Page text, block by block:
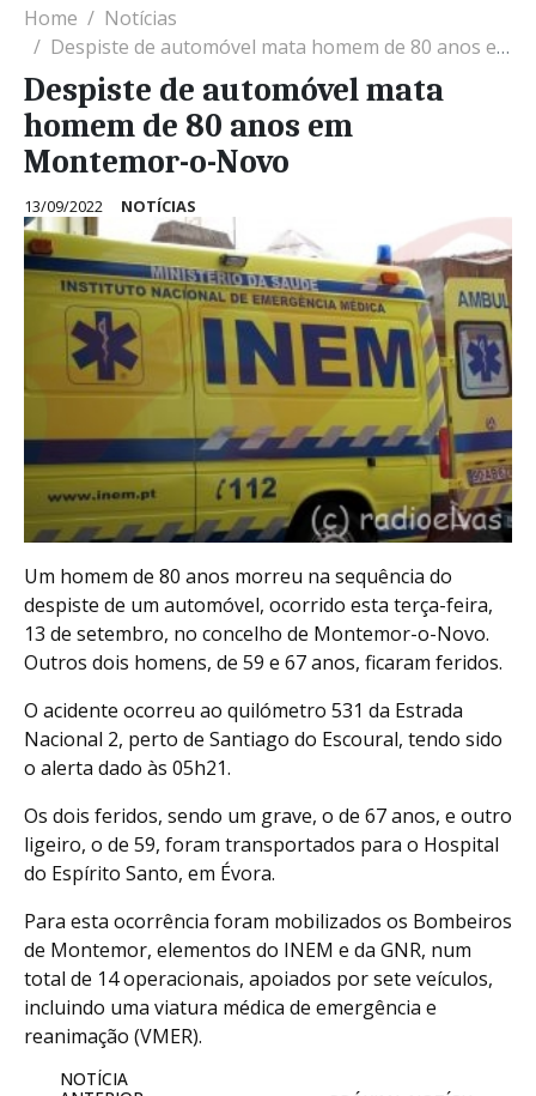
Home
Notícias
Despiste de automóvel mata homem de 80 anos em Montemor-o-Novo
Despiste de automóvel mata
homem de 80 anos em
Montemor-o-Novo
13/09/2022 NOTÍCIAS
Um homem de 80 anos morreu na sequência do
despiste de um automóvel, ocorrido esta terça-feira,
13 de setembro, no concelho de Montemor-o-Novo.
Outros dois homens, de 59 e 67 anos, ficaram feridos.
O acidente ocorreu ao quilómetro 531 da Estrada
Nacional 2, perto de Santiago do Escoural, tendo sido
o alerta dado às 05h21.
Os dois feridos, sendo um grave, o de 67 anos, e outro
ligeiro, o de 59, foram transportados para o Hospital
do Espírito Santo, em Évora.
Para esta ocorrência foram mobilizados os Bombeiros
de Montemor, elementos do INEM e da GNR, num
total de 14 operacionais, apoiados por sete veículos,
incluindo uma viatura médica de emergência e
reanimação (VMER).
NOTÍCIA